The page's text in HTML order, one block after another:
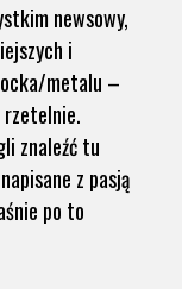
newsowy,
i
metalu –
rzetelnie.
znaleźć tu
z pasją
po to